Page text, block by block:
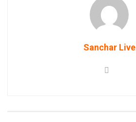
Sanchar Live